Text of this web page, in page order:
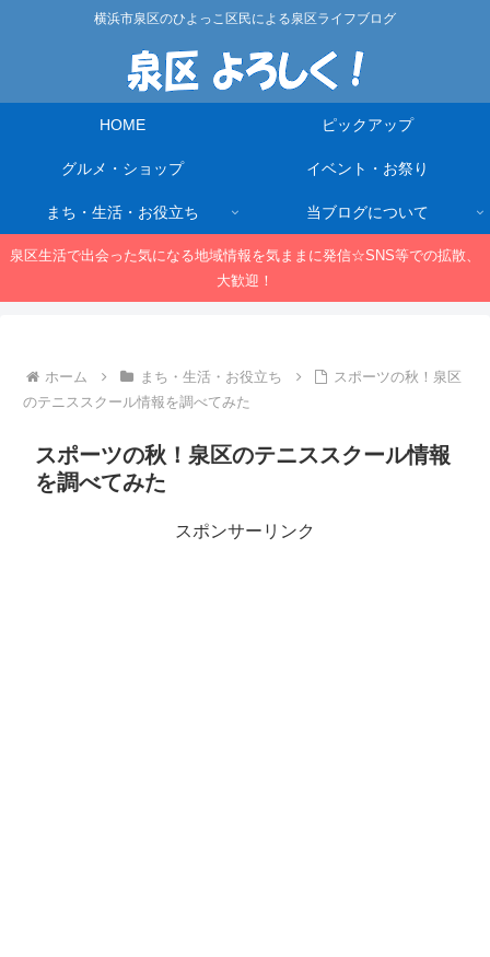
横浜市泉区のひよっこ区民による泉区ライフブログ
HOME ピックアップ
グルメ・ショップ イベント・お祭り
まち・生活・お役立ち 当ブログについて
泉区生活で出会った気になる地域情報を気ままに発信☆SNS等での拡散、
大歓迎！
ホーム まち・生活・お役立ち
スポーツの秋！泉区
のテニススクール情報を調べてみた
スポーツの秋！泉区のテニススクール情報
を調べてみた
スポンサーリンク